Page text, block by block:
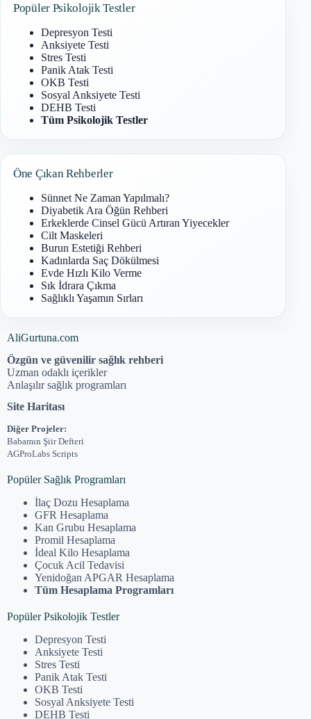
Popüler Psikolojik Testler
Depresyon Testi
Anksiyete Testi
Stres Testi
Panik Atak Testi
OKB Testi
Sosyal Anksiyete Testi
DEHB Testi
Tüm Psikolojik Testler
Öne Çıkan Rehberler
Sünnet Ne Zaman Yapılmalı?
Diyabetik Ara Öğün Rehberi
Erkeklerde Cinsel Gücü Artıran Yiyecekler
Cilt Maskeleri
Burun Estetiği Rehberi
Kadınlarda Saç Dökülmesi
Evde Hızlı Kilo Verme
Sık İdrara Çıkma
Sağlıklı Yaşamın Sırları
AliGurtuna.com
Özgün ve güvenilir sağlık rehberi
Uzman odaklı içerikler
Anlaşılır sağlık programları
Site Haritası
Diğer Projeler:
Babamın Şiir Defteri
AGProLabs Scripts
Popüler Sağlık Programları
İlaç Dozu Hesaplama
GFR Hesaplama
Kan Grubu Hesaplama
Promil Hesaplama
İdeal Kilo Hesaplama
Çocuk Acil Tedavisi
Yenidoğan APGAR Hesaplama
Tüm Hesaplama Programları
Popüler Psikolojik Testler
Depresyon Testi
Anksiyete Testi
Stres Testi
Panik Atak Testi
OKB Testi
Sosyal Anksiyete Testi
DEHB Testi